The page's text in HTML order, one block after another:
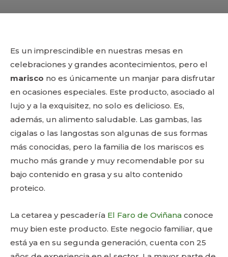
Es un imprescindible en nuestras mesas en
celebraciones y grandes acontecimientos, pero el
marisco no es únicamente un manjar para disfrutar
en ocasiones especiales. Este producto, asociado al
lujo y a la exquisitez, no solo es delicioso. Es,
además, un alimento saludable. Las gambas, las
cigalas o las langostas son algunas de sus formas
más conocidas, pero la familia de los mariscos es
mucho más grande y muy recomendable por su
bajo contenido en grasa y su alto contenido
proteico.
La cetarea y pescadería El Faro de Oviñana conoce
muy bien este producto. Este negocio familiar, que
está ya en su segunda generación, cuenta con 25